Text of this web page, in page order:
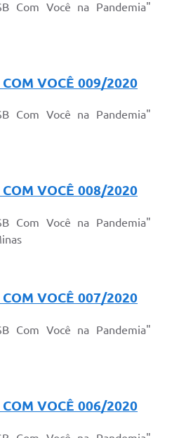
Com Você na Pandemia"
VOCÊ 009/2020
Com Você na Pandemia"
VOCÊ 008/2020
Com Você na Pandemia"
VOCÊ 007/2020
Com Você na Pandemia"
VOCÊ 006/2020